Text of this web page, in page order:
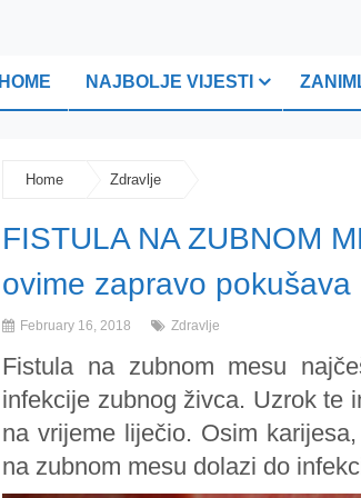
HOME NAJBOLJE VIJESTI
Home Zdravlje
FISTULA NA ZUBNOM
ovime zapravo pokušava
February 16, 2018 Zdravlje
Fistula na zubnom mesu
infekcije zubnog živca. Uzrok te
na vrijeme liječio. Osim
na zubnom mesu dolazi do